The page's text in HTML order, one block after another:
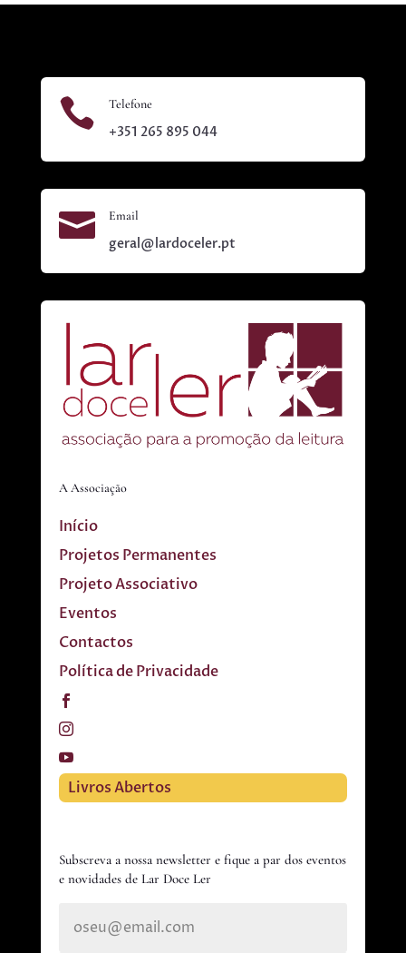
 Telefone
+351 265 895 044
 Email
geral@lardoceler.pt
A Associação
Início
Projetos Permanentes
Projeto Associativo
Eventos
Contactos
Política de Privacidade
Livros Abertos
Subscreva a nossa newsletter e fique a par dos eventos
e novidades de Lar Doce Ler